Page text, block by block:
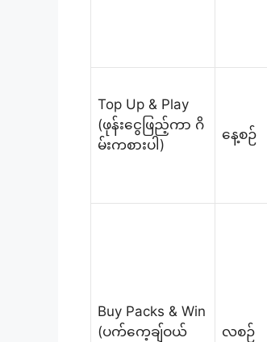
Top Up & Play
(ဖုန်းငွေဖြည့်ကာ ဂိ
မ်းကစားပါ)
နေ့စဉ်
Buy Packs & Win
(ပက်ကေ့ချ်ဝယ်
လစဉ်